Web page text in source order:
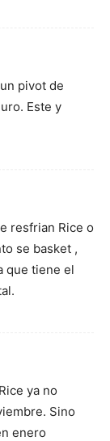
pivot de
Este y
resfrian Rice o
se basket ,
que tiene el
ya no
Sino
enero